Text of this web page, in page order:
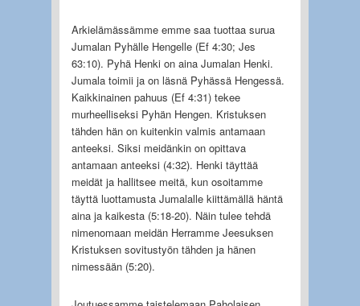
Arkielämässämme emme saa tuottaa surua
Jumalan Pyhälle Hengelle (Ef 4:30; Jes
63:10). Pyhä Henki on aina Jumalan Henki.
Jumala toimii ja on läsnä Pyhässä Hengessä.
Kaikkinainen pahuus (Ef 4:31) tekee
murheelliseksi Pyhän Hengen. Kristuksen
tähden hän on kuitenkin valmis antamaan
anteeksi. Siksi meidänkin on opittava
antamaan anteeksi (4:32). Henki täyttää
meidät ja hallitsee meitä, kun osoitamme
täyttä luottamusta Jumalalle kiittämällä häntä
aina ja kaikesta (5:18-20). Näin tulee tehdä
nimenomaan meidän Herramme Jeesuksen
Kristuksen sovitustyön tähden ja hänen
nimessään (5:20).